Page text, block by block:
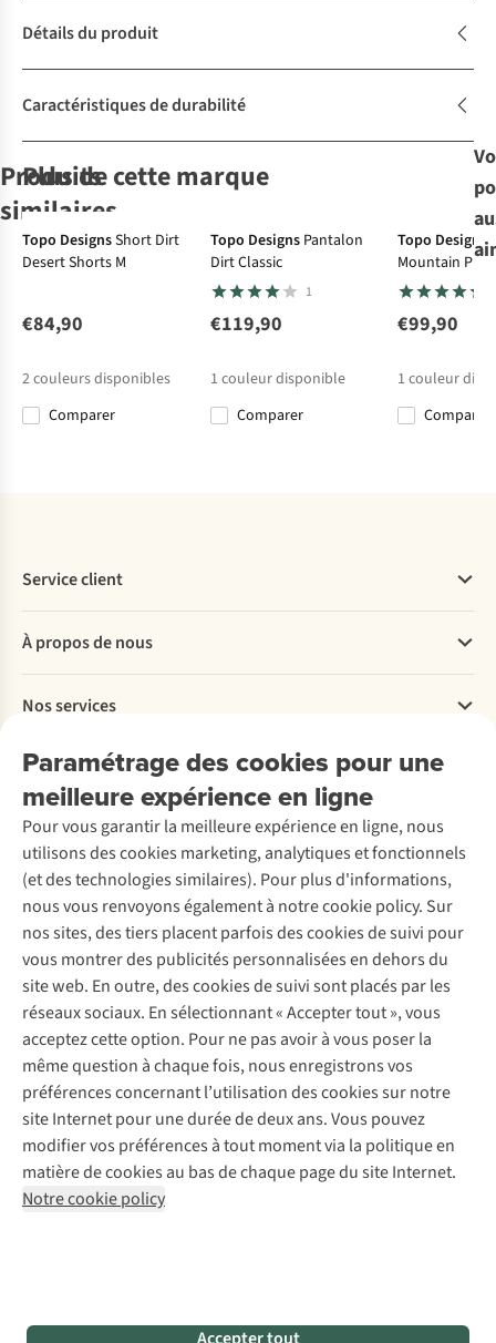
Détails du produit
Caractéristiques de durabilité
Produits
similaires
Jack Wolfskin
Shorts M
Jack Wolfskin
Shorts M
Jack Wolfskin
Shorts M
Vaude
Short
Plus de cette marque
Topo DesignsShort Dirt
Desert Shorts M
€84,90
2couleurs disponibles
Comparer
Topo Designs Pantalon
Dirt Classic
1
€119,90
1 couleur disponible
Comparer
Topo Designs
Mountain
€99,90
1 couleur
Comparer
Paramétrage des cookies pour une
meilleure expérience en ligne
Pour vous garantir la meilleure expérience en ligne, nous
utilisons des cookies marketing, analytiques et fonctionnels
(et des technologies similaires). Pour plus d'informations,
nous vous renvoyons également à notre cookie policy. Sur
nos sites, des tiers placent parfois des cookies de suivi pour
vous montrer des publicités personnalisées en dehors du
site web. En outre, des cookies de suivi sont placés par les
réseaux sociaux. En sélectionnant « Accepter tout », vous
acceptez cette option. Pour ne pas avoir à vous poser la
même question à chaque fois, nous enregistrons vos
préférences concernant l’utilisation des cookies sur notre
site Internet pour une durée de deux ans. Vous pouvez
modifier vos préférences à tout moment via la politique en
matière de cookies au bas de chaque page du site Internet.
Notre cookie policy
Service client
Commander
Payer
Livraison
Rétractation d'une commande
Entretien & réparations
Garantie
Contactez-nous
À propos de nous
Explore More
À propos d’Ayacucho
Nos magasins
À propos d’A.S.Adventure
Déclaration d'accessibilité
Nos services
Location / Location sports d’hiver
Entretien de ski
Service de lavage
Entretien de chaussures
Réparation de chaussures
Réparation de vêtements
Retouches
Pour les entreprises
Découvrez
A.S.Magazine
Explore Camp
Gear Check
Expertise & conseils
Abonnez-vous à la newsletter
Suivez-nous
Mentions légales
Politique de confidentialité
Conditions générales
Cookie Policy
AS Adventure Luxemburg SA,